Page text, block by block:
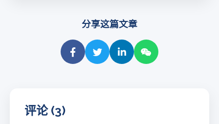
分享这篇文章
评论 (3)